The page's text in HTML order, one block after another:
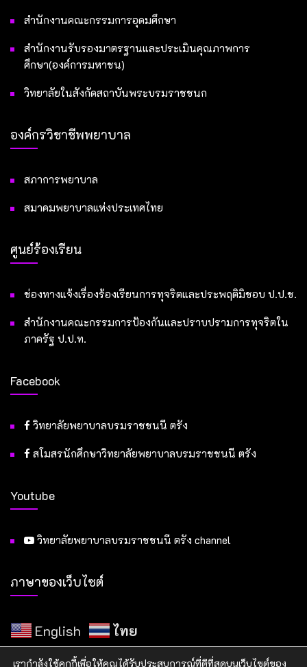
สำนักงานคณะกรรมการอุดมศึกษา
สำนักงานรับรองมาตรฐานและประเมินคุณภาพการ
ศึกษา(องค์การมหาชน)
วิทยาลัยในสังกัดสถาบันพระบรมราชชนก
องค์กรวิชาชีพพยาบาล
สภาการพยาบาล
สมาคมพยาบาลแห่งประเทศไทย
ศูนย์ร้องเรียน
ช่องทางแจ้งเรื่องร้องเรียนการทุจริตและประพฤติมิชอบ ป.ป.ช.
สำนักงานคณะกรรมการป้องกันและปราบปรามการทุจริตใน
ภาครัฐ ป.ป.ท.
Facebook
วิทยาลัยพยาบาลบรมราชชนนี ตรัง
สโมสรนักศึกษาวิทยาลัยพยาบาลบรมราชชนนี ตรัง
Youtube
วิทยาลัยพยาบาลบรมราชชนนี ตรัง channel
ภาษาของเว็บไซต์
English ไทย
เรากำลังใช้คุกกี้เพื่อให้คุณได้รับประสบการณ์ที่ดีที่สุดบนเว็บไซต์ของ